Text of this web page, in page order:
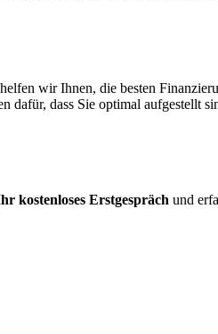
wir Ihnen, die besten
dafür, dass Sie optimal aufgestellt
kostenloses Erstgespräch und